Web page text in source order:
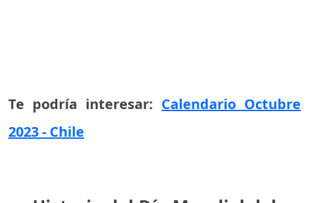
Te podría interesar: Calendario Octubre
2023 - Chile